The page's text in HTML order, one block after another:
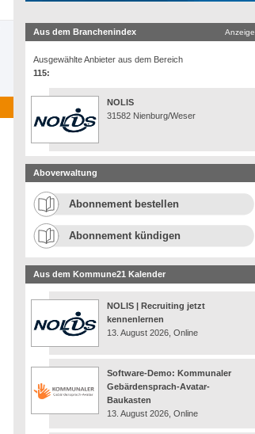
Aus dem Branchenindex Anzeige
Ausgewählte Anbieter aus dem Bereich
115:
NOLIS
31582 Nienburg/Weser
Aboverwaltung
Abonnement bestellen
Abonnement kündigen
Aus dem Kommune21 Kalender
NOLIS | Recruiting jetzt
kennenlernen
13. August 2026, Online
Software-Demo: Kommunaler
Gebärdensprach-Avatar-
Baukasten
13. August 2026, Online